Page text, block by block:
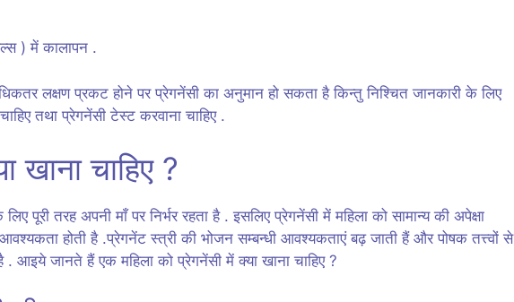
) में कालापन .
लक्षण प्रकट होने पर प्रेगनेंसी का अनुमान हो सकता है किन्तु निश्चित जानकारी के लिए
तथा प्रेगनेंसी टेस्ट करवाना चाहिए .
खाना चाहिए ?
पूरी तरह अपनी माँ पर निर्भर रहता है . इसलिए प्रेगनेंसी में महिला को सामान्य की अपेक्षा
होती है .प्रेगनेंट स्त्री की भोजन सम्बन्धी आवश्यकताएं बढ़ जाती हैं और पोषक तत्त्वों से
. आइये जानते हैं एक महिला को प्रेगनेंसी में क्या खाना चाहिए ?